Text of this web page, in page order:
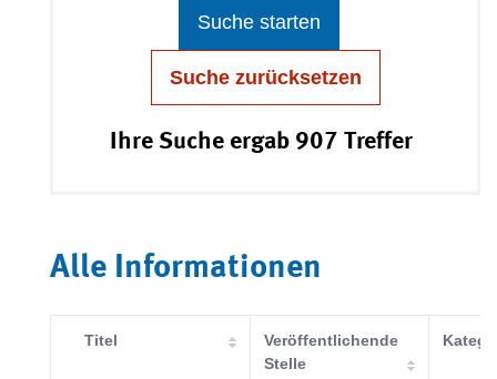
Suche starten
Suche zurücksetzen
Ihre Suche ergab 907 Treffer
Alle Informationen
Titel
Veröffentlichende
Stelle